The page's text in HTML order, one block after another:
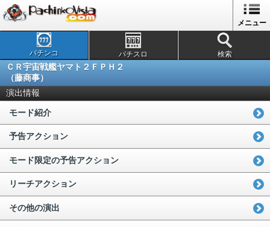
メニュー
パチンコ パチスロ 検索
ＣＲ宇宙戦艦ヤマト２ＦＰＨ２
（藤商事）
演出情報
モード紹介
予告アクション
モード限定の予告アクション
リーチアクション
その他の演出